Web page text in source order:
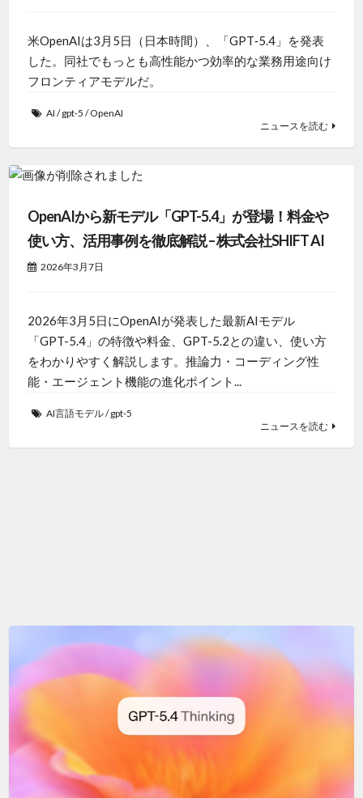
米OpenAIは3月5日（日本時間）、「GPT‑5.4」を発表
した。同社でもっとも高性能かつ効率的な業務用途向け
フロンティアモデルだ。
AI /gpt-5 /OpenAI
ニュースを読む
OpenAIから新モデル「GPT-5.4」が登場！料金や
使い方、活用事例を徹底解説 – 株式会社SHIFT AI
2026年3月7日
2026年3月5日にOpenAIが発表した最新AIモデル
「GPT-5.4」の特徴や料金、GPT-5.2との違い、使い方
をわかりやすく解説します。推論力・コーディング性
能・エージェント機能の進化ポイント...
AI言語モデル/gpt-5
ニュースを読む